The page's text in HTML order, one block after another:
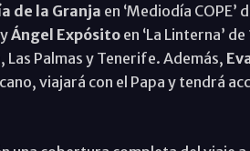
de la Granja en ‘Mediodía COPE’
Ángel Expósito en ‘La Linterna’
Palmas y Tenerife. Además,
viajará con el Papa y tendrá